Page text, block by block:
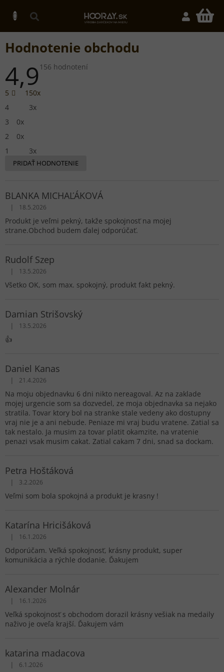
obsah
Hodnotenie obchodu
4,9 Priemerné
4,9
156 hodnotení
5
150x
4
3x
3
0x
2
0x
1
3x
PRIDAŤ HODNOTENIE
p
s
h
n
t
n
í
BLANKA MICHAĽÁKOVÁ
Hodnotenie obchodu je 5 z 5 hviezdičiek.
| 18.5.2026
Produkt je veľmi pekný, takže spokojnosť na mojej
strane.Obchod budem ďalej odporúčať.
Rudolf Szep
Hodnotenie obchodu je 5 z 5 hviezdičiek.
| 13.5.2026
Všetko OK, som max. spokojný, produkt fakt pekný.
Damian Strišovský
Hodnotenie obchodu je 4 z 5 hviezdičiek.
| 13.5.2026
👍
Daniel Kanas
Hodnotenie obchodu je 1 z 5 hviezdičiek.
| 21.4.2026
Na moju objednavku 6 dni nikto nereagoval. Az na zaklade
mojej urgencie som sa dozvedel, ze moja objednavka sa nejako
stratila. Tovar ktory bol na stranke stale vedeny ako dostupny
vraj nie je a ani nebude. Peniaze mi vraj budu vratene. Zatial sa
tak nestalo. Ja musim za tovar platit okamzite, na vratenie
penazi vsak musim cakat. Zatial cakam 7 dni, snad sa dockam.
Petra Hoštáková
Hodnotenie obchodu je 5 z 5 hviezdičiek.
| 3.2.2026
Veľmi som bola spokojná a produkt je krasny !
Katarína Hricišáková
Hodnotenie obchodu je 5 z 5 hviezdičiek.
| 16.1.2026
Odporúčam. Veľká spokojnosť, krásny produkt, super
komunikácia a rýchle dodanie. Ďakujem
Alexander Molnár
Hodnotenie obchodu je 5 z 5 hviezdičiek.
| 16.1.2026
Veľká spokojnosť s obchodom dorazil krásny vešiak na medaily
naživo je oveľa krajší. Ďakujem vám
katarina madacova
Hodnotenie obchodu je 5 z 5 hviezdičiek.
| 6.1.2026